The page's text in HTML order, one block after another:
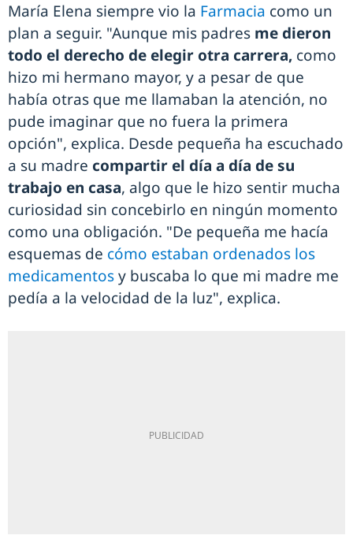
María Elena siempre vio la Farmacia como un
plan a seguir. "Aunque mis padres me dieron
todo el derecho de elegir otra carrera, como
hizo mi hermano mayor, y a pesar de que
había otras que me llamaban la atención, no
pude imaginar que no fuera la primera
opción", explica. Desde pequeña ha escuchado
a su madre compartir el día a día de su
trabajo en casa, algo que le hizo sentir mucha
curiosidad sin concebirlo en ningún momento
como una obligación. "De pequeña me hacía
esquemas de cómo estaban ordenados los
medicamentosy buscaba lo que mi madre me
pedía a la velocidad de la luz", explica.